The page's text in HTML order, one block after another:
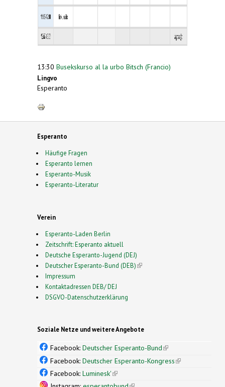
13:30 Busekskurso al la urbo Bitsch (Francio)
Lingvo
Esperanto
Esperanto
Häufige Fragen
Esperanto lernen
Esperanto-Musik
Esperanto-Literatur
Verein
Esperanto-Laden Berlin
Zeitschrift: Esperanto aktuell
Deutsche Esperanto-Jugend (DEJ)
Deutscher Esperanto-Bund (DEB)(link is external)
Impressum
Kontaktadressen DEB/ DEJ
DSGVO-Datenschutzerklärung
Soziale Netze und weitere Angebote
Facebook: Deutscher Esperanto-Bund(link is
external)
Facebook: Deutscher Esperanto-Kongress(link is
Facebook: Luminesk'(link is external)